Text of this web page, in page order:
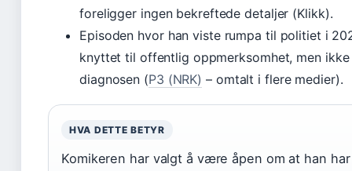
foreligger ingen bekreftede detaljer (Klikk).
Episoden hvor han viste rumpa til politiet i
knyttet til offentlig oppmerksomhet, men
diagnosen (P3 (NRK) – omtalt i flere medier).
HVA DETTE BETYR
Komikeren har valgt å være åpen om at han